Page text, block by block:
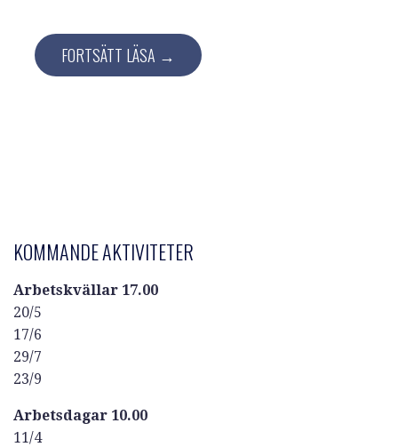
FORTSÄTT LÄSA →
KOMMANDE AKTIVITETER
Arbetskvällar 17.00
20/5
17/6
29/7
23/9
Arbetsdagar 10.00
11/4